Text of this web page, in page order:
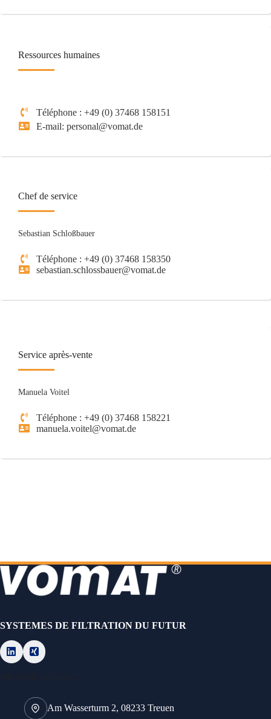
Ressources humaines
Téléphone : +49 (0) 37468 158151
E-mail: personal@vomat.de
Chef de service
Sebastian Schloßbauer
Téléphone : +49 (0) 37468 158350
sebastian.schlossbauer@vomat.de
Service après-vente
Manuela Voitel
Téléphone : +49 (0) 37468 158221
manuela.voitel@vomat.de
SYSTEMES DE FILTRATION DU FUTUR
Am Wasserturm 2, 08233 Treuen